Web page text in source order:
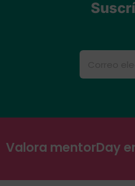
Valora mentorDay